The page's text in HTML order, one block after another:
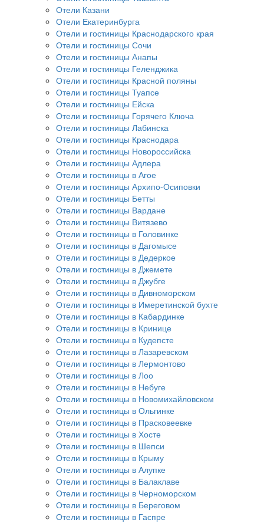
Отели Казани
Отели Екатеринбурга
Отели и гостиницы Краснодарского края
Отели и гостиницы Сочи
Отели и гостиницы Анапы
Отели и гостиницы Геленджика
Отели и гостиницы Красной поляны
Отели и гостиницы Туапсе
Отели и гостиницы Ейска
Отели и гостиницы Горячего Ключа
Отели и гостиницы Лабинска
Отели и гостиницы Краснодара
Отели и гостиницы Новороссийска
Отели и гостиницы Адлера
Отели и гостиницы в Агое
Отели и гостиницы Архипо-Осиповки
Отели и гостиницы Бетты
Отели и гостиницы Вардане
Отели и гостиницы Витязево
Отели и гостиницы в Головинке
Отели и гостиницы в Дагомысе
Отели и гостиницы в Дедеркое
Отели и гостиницы в Джемете
Отели и гостиницы в Джубге
Отели и гостиницы в Дивноморском
Отели и гостиницы в Имеретинской бухте
Отели и гостиницы в Кабардинке
Отели и гостиницы в Кринице
Отели и гостиницы в Кудепсте
Отели и гостиницы в Лазаревском
Отели и гостиницы в Лермонтово
Отели и гостиницы в Лоо
Отели и гостиницы в Небуге
Отели и гостиницы в Новомихайловском
Отели и гостиницы в Ольгинке
Отели и гостиницы в Прасковеевке
Отели и гостиницы в Хосте
Отели и гостиницы в Шепси
Отели и гостиницы в Крыму
Отели и гостиницы в Алупке
Отели и гостиницы в Балаклаве
Отели и гостиницы в Черноморском
Отели и гостиницы в Береговом
Отели и гостиницы в Гаспре